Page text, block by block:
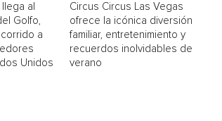
al
Golfo,
a
Unidos
Circus Circus Las Vegas
ofrece la icónica diversión
familiar, entretenimiento y
recuerdos inolvidables de
verano